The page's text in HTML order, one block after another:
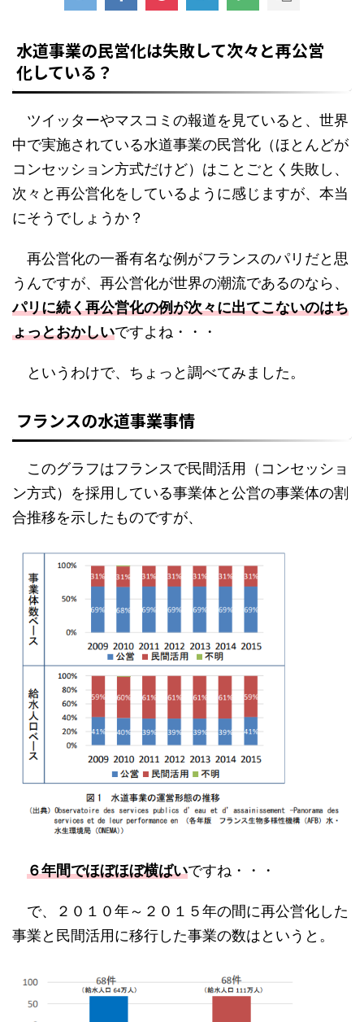
水道事業の民営化は失敗して次々と再公営
化している？
ツイッターやマスコミの報道を見ていると、世界
中で実施されている水道事業の民営化（ほとんどが
コンセッション方式だけど）はことごとく失敗し、
次々と再公営化をしているように感じますが、本当
にそうでしょうか？
再公営化の一番有名な例がフランスのパリだと思
うんですが、再公営化が世界の潮流であるのなら、
パリに続く再公営化の例が次々に出てこないのはち
ょっとおかしいですよね・・・
というわけで、ちょっと調べてみました。
フランスの水道事業事情
このグラフはフランスで民間活用（コンセッショ
ン方式）を採用している事業体と公営の事業体の割
合推移を示したものですが、
６年間でほぼほぼ横ばいですね・・・
で、２０１０年～２０１５年の間に再公営化した
事業と民間活用に移行した事業の数はというと。